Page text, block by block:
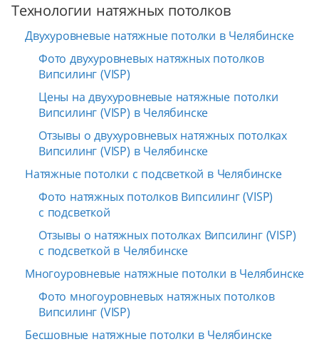
Технологии натяжных потолков
Двухуровневые натяжные потолки в Челябинске
Фото двухуровневых натяжных потолков
Випсилинг (VISP)
Цены на двухуровневые натяжные потолки
Випсилинг (VISP) в Челябинске
Отзывы о двухуровневых натяжных потолках
Випсилинг (VISP) в Челябинске
Натяжные потолки с подсветкой в Челябинске
Фото натяжных потолков Випсилинг (VISP)
с подсветкой
Отзывы о натяжных потолках Випсилинг (VISP)
с подсветкой в Челябинске
Многоуровневые натяжные потолки в Челябинске
Фото многоуровневых натяжных потолков
Випсилинг (VISP)
Бесшовные натяжные потолки в Челябинске